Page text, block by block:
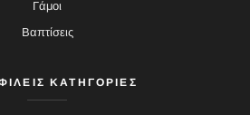
Γάμοι
Βαπτίσεις
ΚΑΤΗΓΟΡΙΕΣ